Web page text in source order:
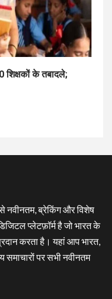
शिक्षकों के तबादले;
नवीनतम, ब्रेकिंग और विशेष
प्लेटफ़ॉर्म है जो भारत के
करता है। यहां आप भारत,
समाचारों पर सभी नवीनतम